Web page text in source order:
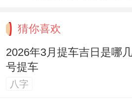
猜你喜欢
2026年3月提车吉日是哪
号提车
八字